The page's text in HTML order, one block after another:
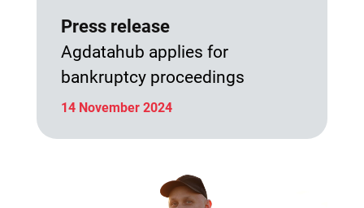
Press release
Agdatahub applies for
bankruptcy proceedings
14 November 2024